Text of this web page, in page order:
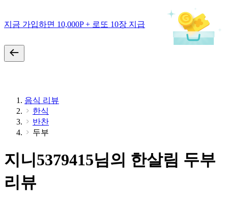
지금 가입하면 10,000P + 로또 10장 지급
음식 리뷰
한식
반찬
두부
지니5379415님의 한살림 두부
리뷰